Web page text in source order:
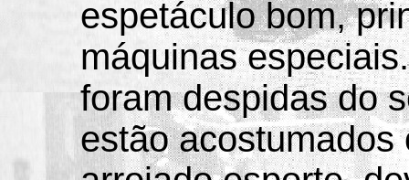
espetáculo bom,
máquinas
foram despidas do
estão